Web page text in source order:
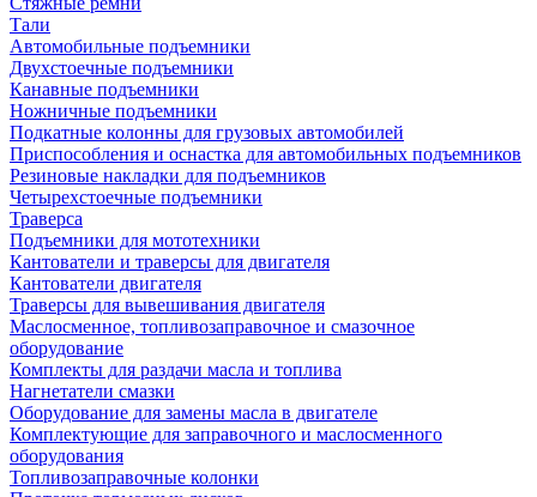
Тали
Автомобильные подъемники
Двухстоечные подъемники
Канавные подъемники
Ножничные подъемники
Подкатные колонны для грузовых автомобилей
Приспособления и оснастка для автомобильных подъемников
Резиновые накладки для подъемников
Четырехстоечные подъемники
Траверса
Подъемники для мототехники
Кантователи и траверсы для двигателя
Кантователи двигателя
Траверсы для вывешивания двигателя
Маслосменное, топливозаправочное и смазочное
оборудование
Комплекты для раздачи масла и топлива
Нагнетатели смазки
Оборудование для замены масла в двигателе
Комплектующие для заправочного и маслосменного
оборудования
Топливозаправочные колонки